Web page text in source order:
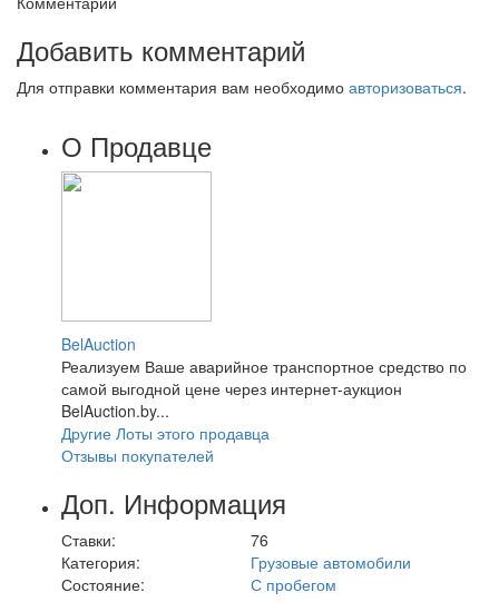
Добавить комментарий
Для отправки комментария вам необходимо авторизоваться.
О Продавце
BelAuction
Реализуем Ваше аварийное транспортное средство по
самой выгодной цене через интернет-аукцион
BelAuction.by...
Другие Лоты этого продавца
Отзывы покупателей
Доп. Информация
Ставки:
76
Категория:
Грузовые автомобили
Состояние:
С пробегом